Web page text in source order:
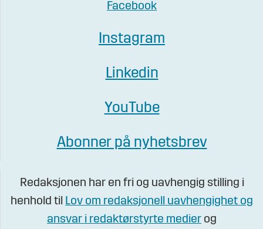
Facebook
Instagram
Linkedin
YouTube
Abonner på nyhetsbrev
Redaksjonen har en fri og uavhengig stilling i
henhold til Lov om redaksjonell uavhengighet og
ansvar i redaktørstyrte medier og